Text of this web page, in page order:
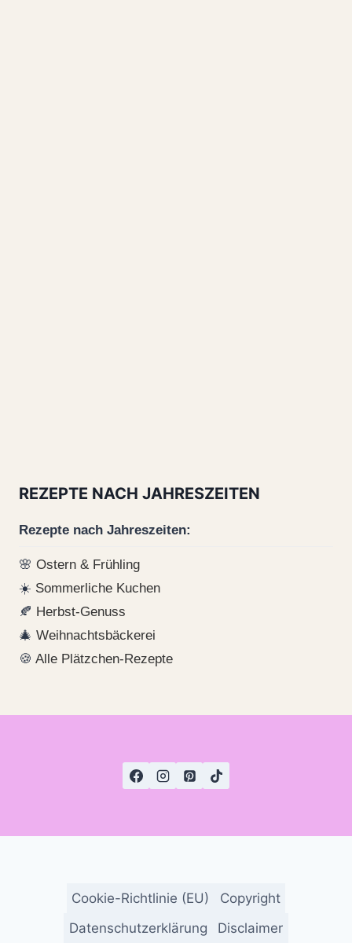
REZEPTE NACH JAHRESZEITEN
Rezepte nach Jahreszeiten:
🌸 Ostern & Frühling
☀️ Sommerliche Kuchen
🍂 Herbst-Genuss
🎄 Weihnachtsbäckerei
🍪 Alle Plätzchen-Rezepte
Cookie-Richtlinie (EU)
Copyright
Datenschutzerklärung
Disclaimer